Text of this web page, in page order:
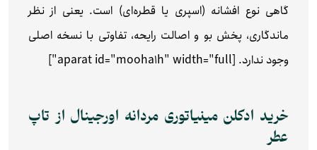
گاهی نوع افشانه (اسپری یا قطره‌ای) است. یعنی از نظر
ماندگاری، پخش بو و اصالت رایحه، تفاوتی با نسخه اصلی
وجود ندارد. [aparat id="mooha1h" width="full"]
خرید ادکلن مینیاتوری مردانه اورجینال از تاپ
عطر